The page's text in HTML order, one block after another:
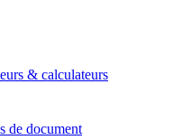
& calculateurs
de document